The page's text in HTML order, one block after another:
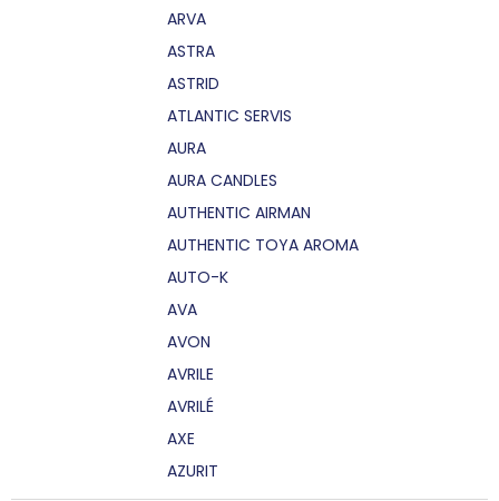
ARVA
ASTRA
ASTRID
ATLANTIC SERVIS
AURA
AURA CANDLES
AUTHENTIC AIRMAN
AUTHENTIC TOYA AROMA
AUTO-K
AVA
AVON
AVRILE
AVRILÉ
AXE
AZURIT